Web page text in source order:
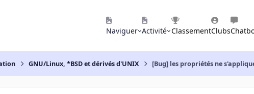
Naviguer Activité ClassementClubs
GNU/Linux, *BSD et dérivés d'UNIX [Bug] les propriétés ne